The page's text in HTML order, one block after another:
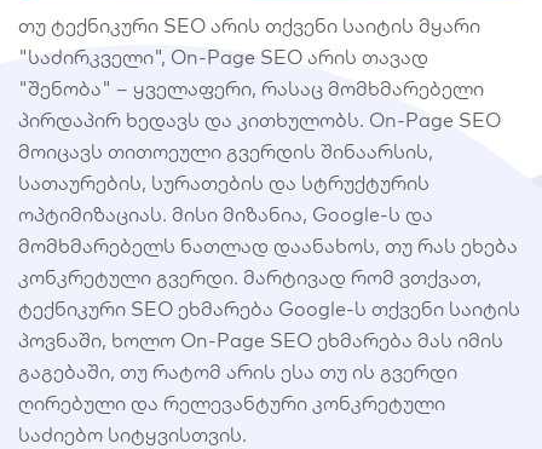
თუ ტექნიკური SEO არის თქვენი საიტის მყარი
"საძირკველი", On-Page SEO არის თავად
"შენობა" – ყველაფერი, რასაც მომხმარებელი
პირდაპირ ხედავს და კითხულობს. On-Page SEO
მოიცავს თითოეული გვერდის შინაარსის,
სათაურების, სურათების და სტრუქტურის
ოპტიმიზაციას. მისი მიზანია, Google-ს და
მომხმარებელს ნათლად დაანახოს, თუ რას ეხება
კონკრეტული გვერდი. მარტივად რომ ვთქვათ,
ტექნიკური SEO ეხმარება Google-ს თქვენი საიტის
პოვნაში, ხოლო On-Page SEO ეხმარება მას იმის
გაგებაში, თუ რატომ არის ესა თუ ის გვერდი
ღირებული და რელევანტური კონკრეტული
საძიებო სიტყვისთვის.